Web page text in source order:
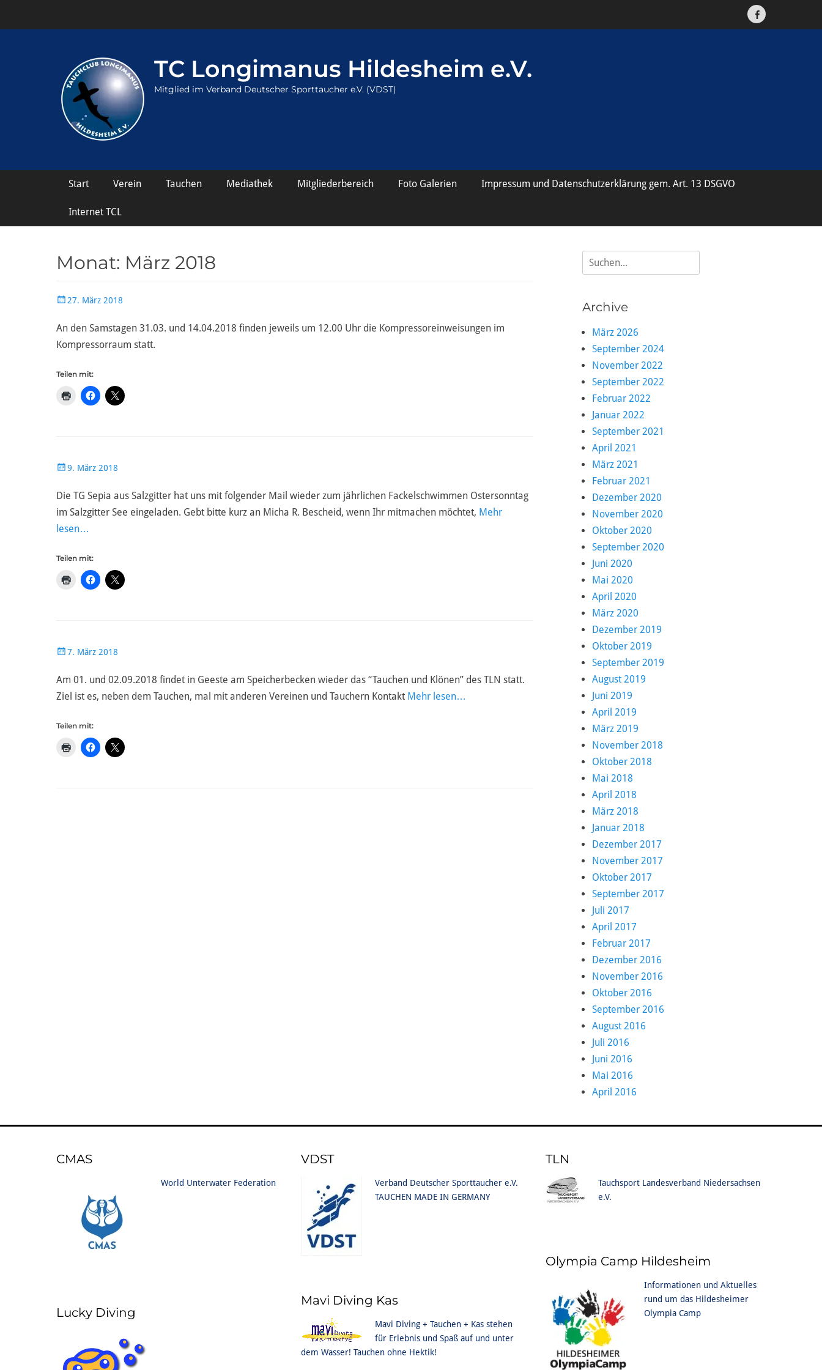
Facebook
TC Longimanus Hildesheim e.V.
Mitglied im Verband Deutscher Sporttaucher e.V. (VDST)
Hauptmenü
Weiter
Inhalt
Start Verein Tauchen Mediathek Mitgliederbereich Foto Galerien Impressum und Datenschutzerklärung gem. Art. 13 DSGVO
Internet TCL
Monat: März 2018
Veröffentlicht
27. März 2018
An den Samstagen 31.03. und 14.04.2018 finden jeweils um 12.00 Uhr die Kompressoreinweisungen im
Kompressorraum statt.
Teilen mit:
Veröffentlicht
9. März 2018
Die TG Sepia aus Salzgitter hat uns mit folgender Mail wieder zum jährlichen Fackelschwimmen Ostersonntag
im Salzgitter See eingeladen. Gebt bitte kurz an Micha R. Bescheid, wenn Ihr mitmachen möchtet, Mehr
lesen…
Teilen mit:
Veröffentlicht
7. März 2018
Am 01. und 02.09.2018 findet in Geeste am Speicherbecken wieder das “Tauchen und Klönen” des TLN statt.
Ziel ist es, neben dem Tauchen, mal mit anderen Vereinen und Tauchern Kontakt Mehr lesen…
Teilen mit:
Suche
nach:
Archive
März 2026
September 2024
November 2022
September 2022
Februar 2022
Januar 2022
September 2021
April 2021
März 2021
Februar 2021
Dezember 2020
November 2020
Oktober 2020
September 2020
Juni 2020
Mai 2020
April 2020
März 2020
Dezember 2019
Oktober 2019
September 2019
August 2019
Juni 2019
April 2019
März 2019
November 2018
Oktober 2018
Mai 2018
April 2018
März 2018
Januar 2018
Dezember 2017
November 2017
Oktober 2017
September 2017
Juli 2017
April 2017
Februar 2017
Dezember 2016
November 2016
Oktober 2016
September 2016
August 2016
Juli 2016
Juni 2016
Mai 2016
April 2016
CMAS
World Unterwater Federation
Lucky Diving
VDST
Verband Deutscher Sporttaucher e.V.
TAUCHEN MADE IN GERMANY
Mavi Diving Kas
Mavi Diving + Tauchen + Kas stehen
für Erlebnis und Spaß auf und unter
dem Wasser! Tauchen ohne Hektik!
TLN
Tauchsport Landesverband Niedersachsen
e.V.
Olympia Camp Hildesheim
Informationen und Aktuelles
rund um das Hildesheimer
Olympia Camp